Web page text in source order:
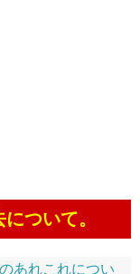
ついて。
あれこれについ